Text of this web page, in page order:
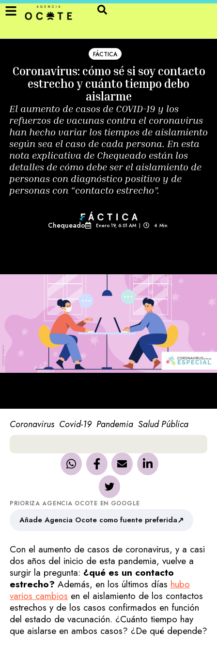
FÁCTICA
Coronavirus: cómo sé si soy contacto
estrecho y cuánto tiempo debo
aislarme
El aumento de casos de COVID-19 y los
refuerzos de vacunas contra el coronavirus
han hecho variar los tiempos de aislamiento
según sea el caso de cada persona. En esta
nota explicativa de Chequeado están los
detalles de cómo debe ser el aislamiento de
personas con diagnóstico positivo y de
personas con “contacto estrecho”.
Chequeado Enero 19, 6:01 AM | 4 Min
Coronavirus Covid-19 Pandemia Salud Pública
PRIORIZA AGENCIA OCOTE EN GOOGLE
Añade Agencia Ocote como fuente preferida↗
Con el aumento de casos de coronavirus, y a casi
dos años del inicio de esta pandemia, vuelve a
surgir la pregunta: ¿qué es un contacto
estrecho? Además, en los últimos días hubo
varios cambios en el aislamiento de los contactos
estrechos y de los casos confirmados en función
del estado de vacunación. ¿Cuánto tiempo hay
que aislarse en ambos casos? ¿De qué depende?